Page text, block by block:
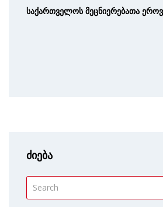
საქართველოს მეცნიერებათა
ძიება